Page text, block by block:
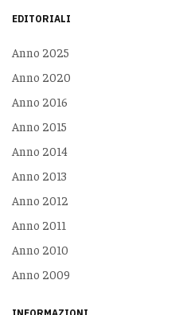
EDITORIALI
Anno 2025
Anno 2020
Anno 2016
Anno 2015
Anno 2014
Anno 2013
Anno 2012
Anno 2011
Anno 2010
Anno 2009